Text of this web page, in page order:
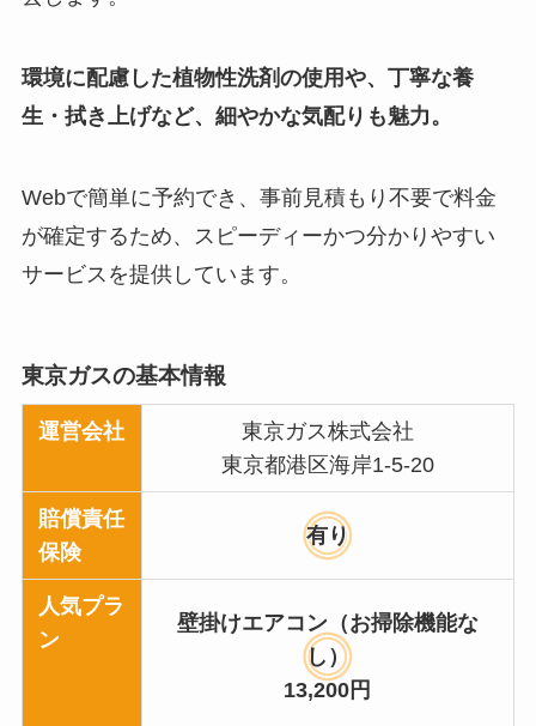
環境に配慮した植物性洗剤の使用や、丁寧な養
生・拭き上げなど、細やかな気配りも魅力。
Webで簡単に予約でき、事前見積もり不要で料金
が確定するため、スピーディーかつ分かりやすい
サービスを提供しています。
東京ガスの基本情報
運営会社
東京ガス株式会社
東京都港区海岸1-5-20
賠償責任
保険
有り
人気プラ
ン
壁掛けエアコン（お掃除機能な
し）
13,200円